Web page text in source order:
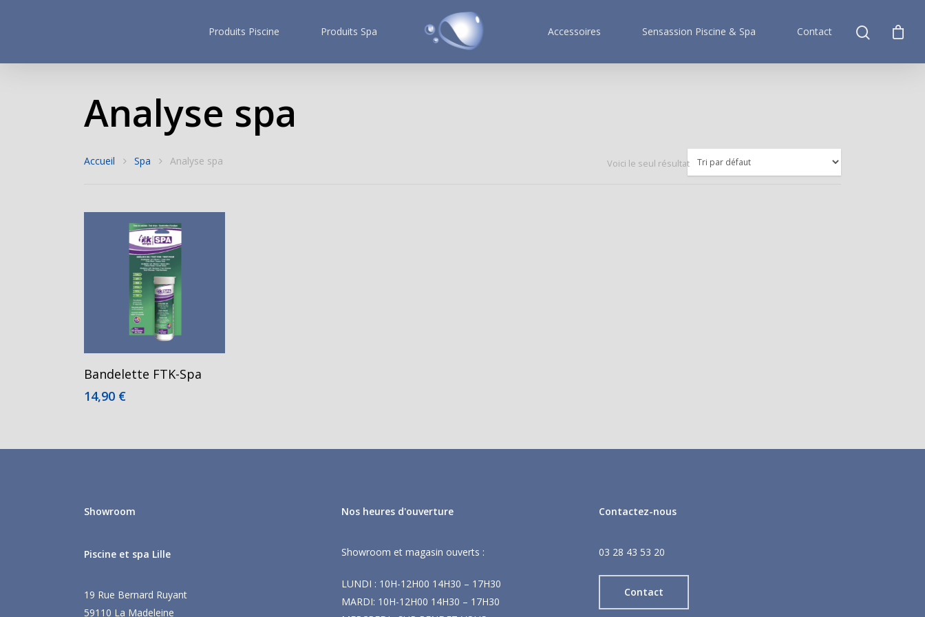
Produits Piscine Produits Spa Accessoires Sensassion Piscine & Spa Contact
Analyse spa
Voici le seul résultat
Accueil Spa Analyse spa
Ajouter Au Panier
Bandelette FTK-Spa
14,90 €
Showroom
Piscine et spa Lille
19 Rue Bernard Ruyant
59110 La Madeleine
Nos heures d'ouverture
Showroom et magasin ouverts :
LUNDI : 10H-12H00 14H30 – 17H30
MARDI: 10H-12H00 14H30 – 17H30
Contactez-nous
03 28 43 53 20
Contact